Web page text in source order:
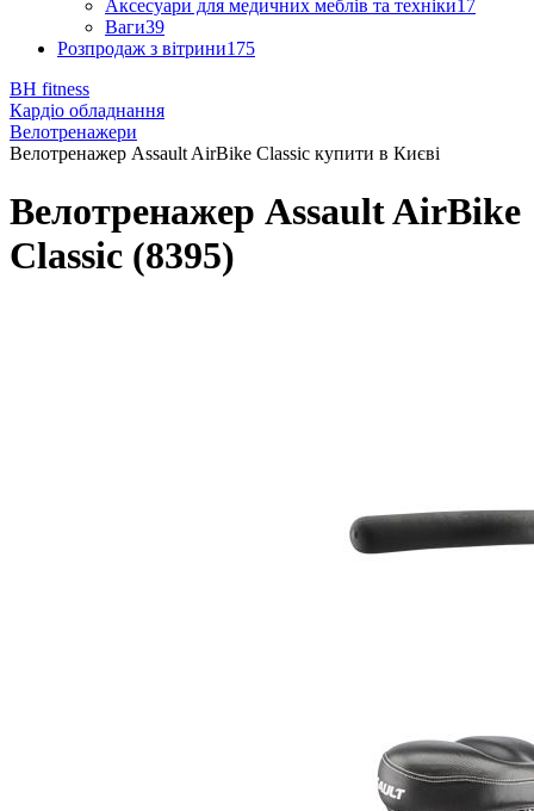
Аксесуари для медичних меблів та техніки17
Ваги39
Розпродаж з вітрини175
BH fitness
Кардіо обладнання
Велотренажери
Велотренажер Assault AirBike Classic купити в Києві
Велотренажер Assault AirBike
Classic (8395)